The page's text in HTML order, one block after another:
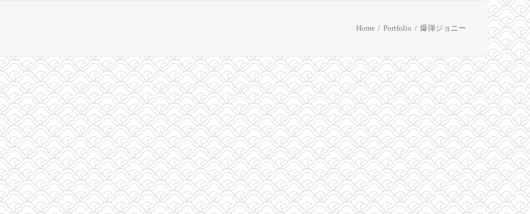
Home Portfolio 爆弾ジョニー